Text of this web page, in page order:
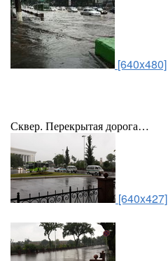
[640x480]
Сквер. Перекрытая дорога…
[640x427]